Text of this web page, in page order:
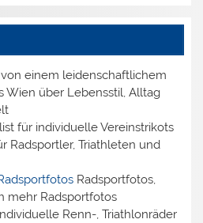
einem leidenschaftlichem
Wien über Lebensstil, Alltag
für individuelle Vereinstrikots
Radsportler, Triathleten und
Radsportfotos,
mehr Radsportfotos
Renn-, Triathlonräder